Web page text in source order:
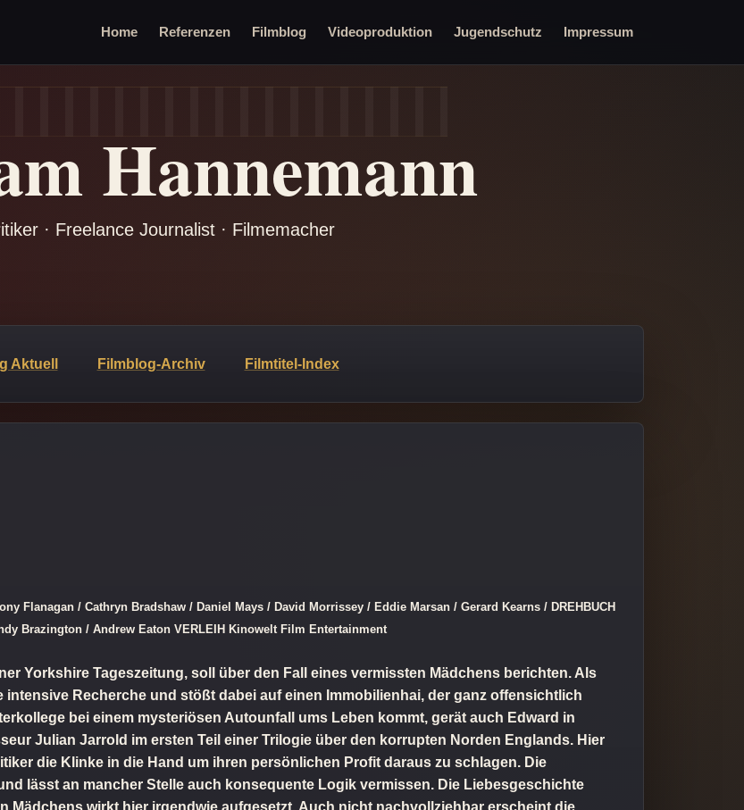
Home Referenzen Filmblog Videoproduktion Jugendschutz Impressum
Hannemann
· Freelance Journalist · Filmemacher
Aktuell Filmblog-Archiv Filmtitel-Index
Flanagan / Cathryn Bradshaw / Daniel Mays / David Morrissey / Eddie Marsan / Gerard Kearns / DREHBUCH
Brazington / Andrew Eaton VERLEIH Kinowelt Film Entertainment
Yorkshire Tageszeitung, soll über den Fall eines vermissten Mädchens berichten. Als
Recherche und stößt dabei auf einen Immobilienhai, der ganz offensichtlich
bei einem mysteriösen Autounfall ums Leben kommt, gerät auch Edward in
Julian Jarrold im ersten Teil einer Trilogie über den korrupten Norden Englands. Hier
die Klinke in die Hand um ihren persönlichen Profit daraus zu schlagen. Die
lässt an mancher Stelle auch konsequente Logik vermissen. Die Liebesgeschichte
Mädchens wirkt hier irgendwie aufgesetzt. Auch nicht nachvollziehbar erscheint die